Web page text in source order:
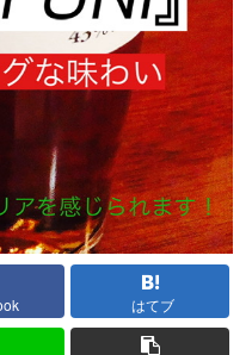
はてブ